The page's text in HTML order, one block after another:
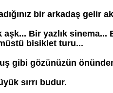
bir arkadaş gelir
Bir yazlık sinema...
bisiklet turu...
gibi gözünüzün
sırrı budur.